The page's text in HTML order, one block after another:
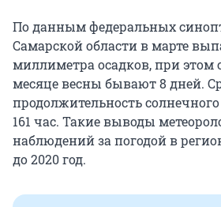
По данным федеральных
Самарской области в марте
миллиметра осадков, при
месяце весны бывают 8 дней.
продолжительность
161 час. Такие выводы
наблюдений за погодой в
до 2020 год.